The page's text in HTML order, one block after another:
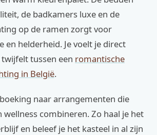
de badkamers luxe en de
op de ramen zorgt voor
en helderheid. Je voelt je direct
tussen een romantische
in België.
naar arrangementen die
combineren. Zo haal je het
en beleef je het kasteel in al zijn